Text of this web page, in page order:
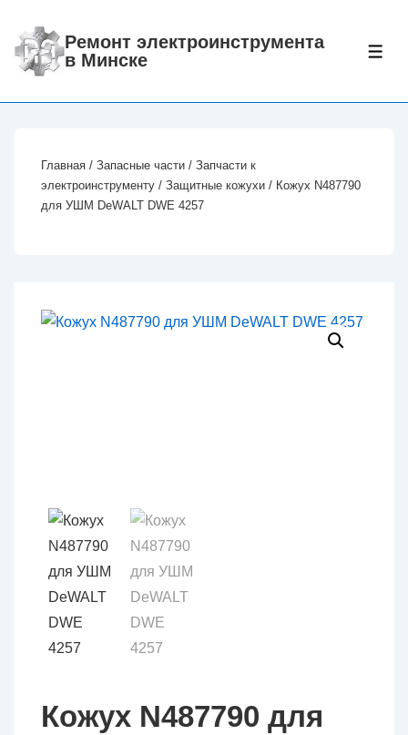
Перейти Ремонт электроинструмента
в Минске
Главная / Запасные части / Запчасти к
электроинструменту / Защитные кожухи / Кожух N487790
для УШМ DeWALT DWE 4257
Кожух N487790 для